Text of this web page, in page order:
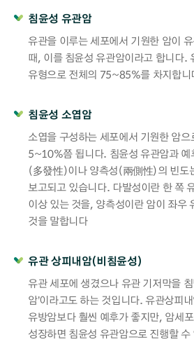
침윤성 유관암
유관을 이루는 세포에서 기원한 암이
때, 이를 침윤성 유관암이라고 합니다.
유형으로 전체의 75~85%를 차지합니
침윤성 소엽암
소엽을 구성하는 세포에서 기원한 암
5~10%쯤 됩니다. 침윤성 유관암과 예
(多發性)이나 양측성(兩側性)의 빈도
보고되고 있습니다. 다발성이란 한 쪽
이상 있는 것을, 양측성이란 암이 좌우
것을 말합니다
유관 상피내암(비침윤성)
유관 세포에 생겼으나 유관 기저막을
암’이라고도 하는 것입니다. 유관상피
유방암보다 훨씬 예후가 좋지만, 암세
성장하면 침윤성 유관암으로 진행할